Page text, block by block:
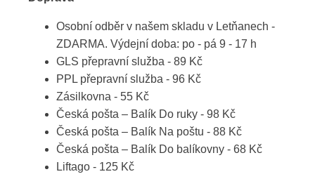
Osobní odběr v našem skladu v Letňanech -
ZDARMA. Výdejní doba: po - pá 9 - 17 h
GLS přepravní služba - 89 Kč
PPL přepravní služba - 96 Kč
Zásilkovna - 55 Kč
Česká pošta – Balík Do ruky - 98 Kč
Česká pošta – Balík Na poštu - 88 Kč
Česká pošta – Balík Do balíkovny - 68 Kč
Liftago - 125 Kč